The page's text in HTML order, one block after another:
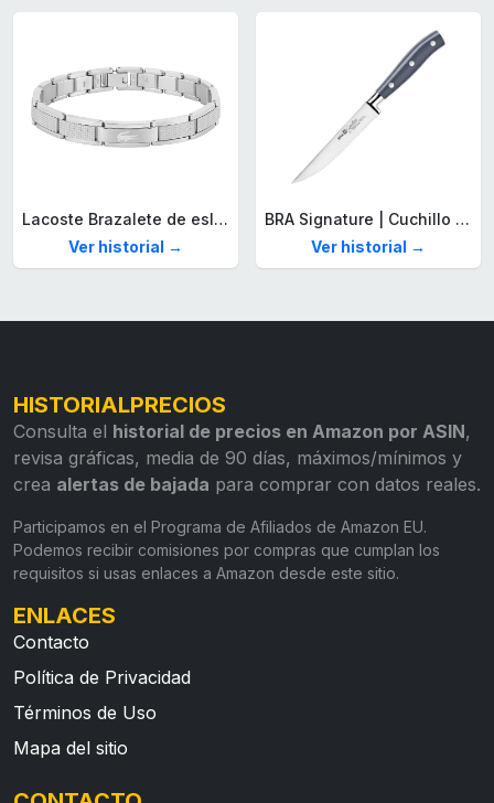
Lacoste Brazalete de eslabón para Hombre Colección STENCIL de Acero inoxidable
Ver historial →
BRA Signature | Cuchillo tomatero 120 mm, Acero Inoxidable alemán forjado con Molibdeno Vanadio, Mango Remachado ABS, Diseño Ergonómico, Hoja 1,6 mm espesor
Ver historial →
HISTORIALPRECIOS
Consulta el historial de precios en Amazon por ASIN,
revisa gráficas, media de 90 días, máximos/mínimos y
crea alertas de bajada para comprar con datos reales.
Participamos en el Programa de Afiliados de Amazon EU.
Podemos recibir comisiones por compras que cumplan los
requisitos si usas enlaces a Amazon desde este sitio.
ENLACES
Contacto
Política de Privacidad
Términos de Uso
Mapa del sitio